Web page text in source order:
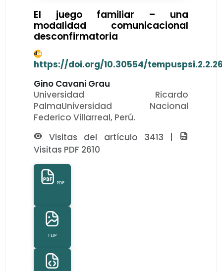
El juego familiar – una
modalidad comunicacional
desconfirmatoria
https://doi.org/10.30554/
Gino Cavani Grau
Universidad Ricardo
PalmaUniversidad Nacional
Federico Villarreal, Perú.
Visitas del artículo 3413 |
Visitas PDF 2610
PDF
FLIP